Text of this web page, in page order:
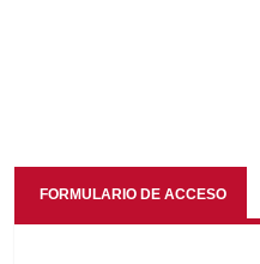
FORMULARIO DE ACCESO